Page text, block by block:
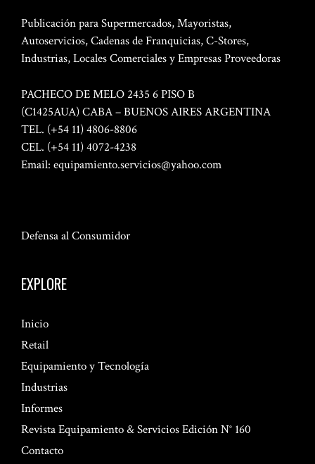
Publicación para Supermercados, Mayoristas,
Autoservicios, Cadenas de Franquicias, C-Stores,
Industrias, Locales Comerciales y Empresas Proveedoras
PACHECO DE MELO 2435 6 PISO B
(C1425AUA) CABA – BUENOS AIRES ARGENTINA
TEL. (+54 11) 4806-8806
CEL. (+54 11) 4072-4238
Email: equipamiento.servicios@yahoo.com
Defensa al Consumidor
EXPLORE
Inicio
Retail
Equipamiento y Tecnología
Industrias
Informes
Revista Equipamiento & Servicios Edición N° 160
Contacto